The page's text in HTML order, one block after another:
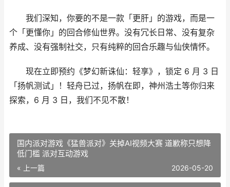
我们深知，你要的不是一款「更肝」的游戏，而是一
个「更懂你」的回合修仙世界。没有冗长日常、没有复杂
养成、没有强制社交，只有纯粹的回合乐趣与仙侠情怀。
现在立即预约《梦幻新诛仙：轻享》，锁定 6 月 3 日
「扬帆测试」！轻舟已过，扬帆在即，神州浩土等你归来
探索，6 月 3 日，我们不见不散！
国内派对游戏《猛兽派对》关掉AI视频大赛 道歉称只想降
低门槛 派对互动游戏
« 上一篇 2026-05-20